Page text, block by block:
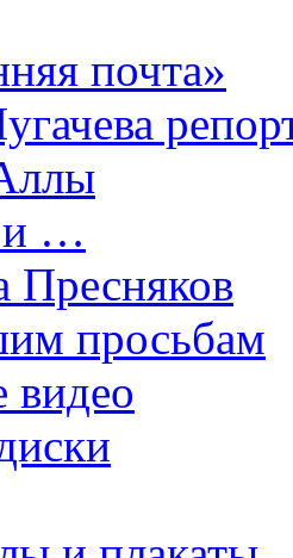
почта»
и …
Пресняков
просьбам
видео